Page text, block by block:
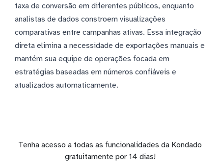
taxa de conversão em diferentes públicos, enquanto
analistas de dados constroem visualizações
comparativas entre campanhas ativas. Essa integração
direta elimina a necessidade de exportações manuais e
mantém sua equipe de operações focada em
estratégias baseadas em números confiáveis e
atualizados automaticamente.
Tenha acesso a todas as funcionalidades da Kondado
gratuitamente por 14 dias!